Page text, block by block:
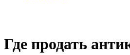
Где продать